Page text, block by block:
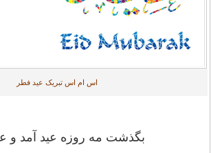
اس ام اس تبریک عید فطر
بگذشت مه روزه عید آمد و